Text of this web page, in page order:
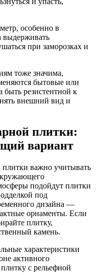
особенно в
выдерживать
при заморозках и
тоже значима,
бытовые или
резистентной к
внешний вид и
плитки:
вариант
плитки важно учитывать
подойдут плитки
под
дизайна —
орнаменты. Если
плитку,
камень.
характеристики
активного
с рельефной